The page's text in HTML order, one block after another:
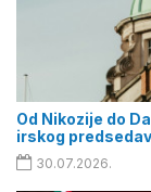
Od Nikozije do
irskog
30.07.2026.